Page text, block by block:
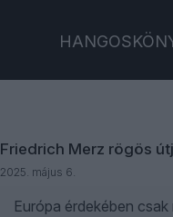
Friedrich Merz rögös
2025. május 6.
Európa érdekében